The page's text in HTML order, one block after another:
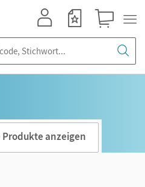
Produkte anzeigen